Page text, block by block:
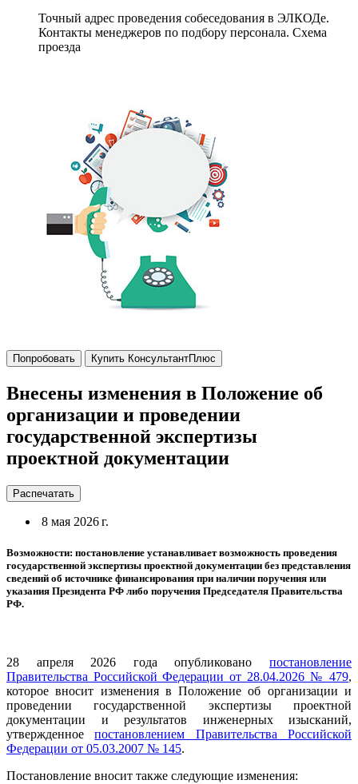
Точный адрес проведения собеседования в ЭЛКОДе.
Контакты менеджеров по подбору персонала. Схема
проезда
Попробовать Купить КонсультантПлюс
Внесены изменения в Положение об
организации и проведении
государственной экспертизы
проектной документации
Распечатать
8 мая 2026 г.
Возможности: постановление устанавливает возможность проведения
государственной экспертизы проектной документации без представления
сведений об источнике финансирования при наличии поручения или
указания Президента РФ либо поручения Председателя Правительства
РФ.
28 апреля 2026 года опубликовано постановление
Правительства Российской Федерации от 28.04.2026 № 479,
которое вносит изменения в Положение об организации и
проведении государственной экспертизы проектной
документации и результатов инженерных изысканий,
утвержденноепостановлением Правительства Российской
Федерации от 05.03.2007 № 145.
Постановление вносит также следующие изменения: